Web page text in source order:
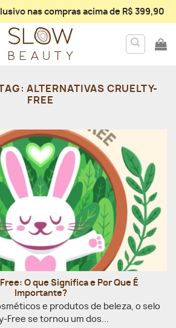
nas compras acima de R$ 399,90
ALTERNATIVAS CRUELTY-
FREE
O que Significa e Por Que É
Importante?
e produtos de beleza, o selo
Free se tornou um dos...